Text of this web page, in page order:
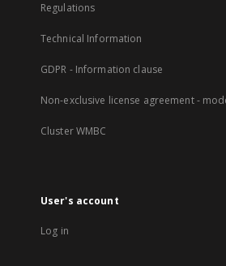
Regulations
Technical Information
GDPR - Information clause
Non-exclusive license agreement -
Cluster WMBC
User's account
Log in